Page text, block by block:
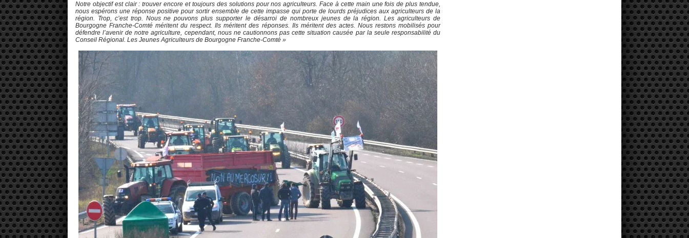
Notre objectif est clair : trouver encore et toujours des solutions pour nos agriculteurs. Face à cette main une fois de plus tendue,
nous espérons une réponse positive pour sortir ensemble de cette impasse qui porte de lourds préjudices aux agriculteurs de la
région. Trop, c’est trop. Nous ne pouvons plus supporter le désarroi de nombreux jeunes de la région. Les agriculteurs de
Bourgogne Franche-Comté méritent du respect. Ils méritent des réponses. Ils méritent des actes. Nous restons mobilisés pour
défendre l’avenir de notre agriculture, cependant, nous ne cautionnons pas cette situation causée par la seule responsabilité du
Conseil Régional. Les Jeunes Agriculteurs de Bourgogne Franche-Comté »